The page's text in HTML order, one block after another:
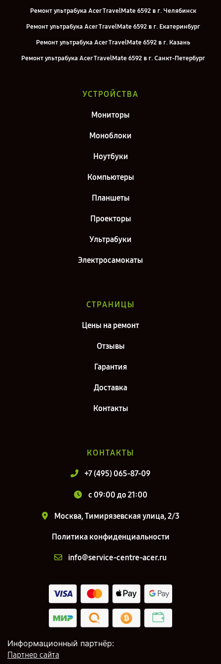
Ремонт ультрабука Acer TravelMate 6592 в г. Челябинск
Ремонт ультрабука Acer TravelMate 6592 в г. Екатеринбург
Ремонт ультрабука Acer TravelMate 6592 в г. Казань
Ремонт ультрабука Acer TravelMate 6592 в г. Санкт-Петербург
УСТРОЙСТВА
Мониторы
Моноблоки
Ноутбуки
Компьютеры
Планшеты
Проекторы
Ультрабуки
Электросамокаты
СТРАНИЦЫ
Цены на ремонт
Отзывы
Гарантия
Доставка
Контакты
КОНТАКТЫ
+7 (495) 065-87-09
c 09:00 до 21:00
Москва, Тимирязевская улица, 2/3
Политика конфиденциальности
info@service-centre-acer.ru
Информационный партнёр:
Партнер сайта